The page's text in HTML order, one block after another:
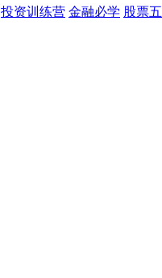
投资训练营 金融必学 股票